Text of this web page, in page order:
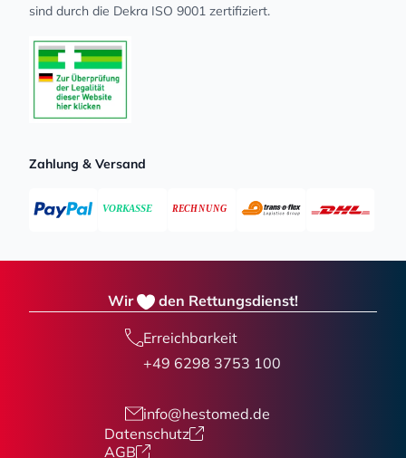
sind durch die Dekra ISO 9001 zertifiziert.
Zahlung & Versand
Wir den Rettungsdienst!
Erreichbarkeit
+49 6298 3753 100
info@hestomed.de
Datenschutz
AGB